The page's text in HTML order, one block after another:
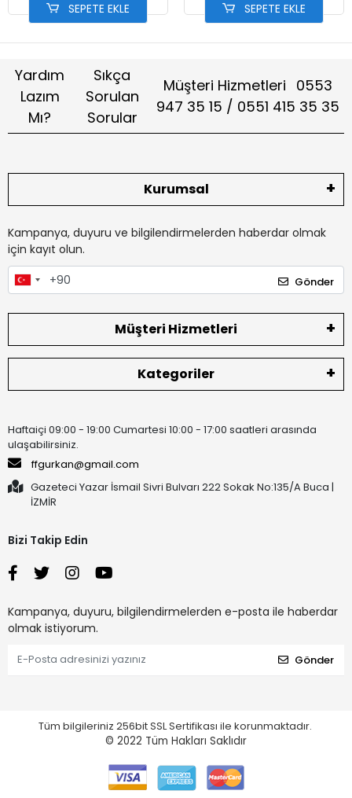
SEPETE EKLE SEPETE EKLE
Yardım
Lazım
Mı?
Sıkça
Sorulan
Sorular
Müşteri Hizmetleri 0553
947 35 15 / 0551 415 35 35
Kurumsal
Kampanya, duyuru ve bilgilendirmelerden haberdar olmak
için kayıt olun.
Gönder
Müşteri Hizmetleri
Kategoriler
Haftaiçi 09:00 - 19:00 Cumartesi 10:00 - 17:00 saatleri arasında
ulaşabilirsiniz.
ffgurkan@gmail.com
Gazeteci Yazar İsmail Sivri Bulvarı 222 Sokak No:135/A Buca |
İZMİR
Bizi Takip Edin
Kampanya, duyuru, bilgilendirmelerden e-posta ile haberdar
olmak istiyorum.
Gönder
Tüm bilgileriniz 256bit SSL Sertifikası ile korunmaktadır.
© 2022 Tüm Hakları Saklıdır